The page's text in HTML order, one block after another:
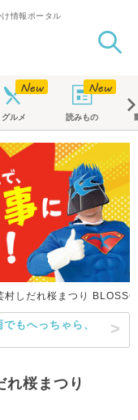
情報ポータル
グルメ 読みもの
村しだれ桜まつり
もへっちゃら、
れ桜まつり